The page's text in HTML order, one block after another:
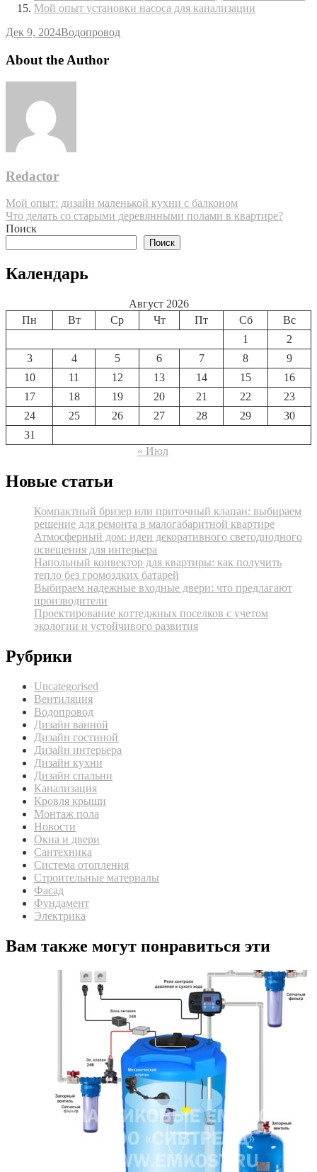
Мой опыт установки насоса для канализации
Дек 9, 2024Водопровод
About the Author
Redactor
Навигация
по
Мой опыт: дизайн маленькой кухни с балконом
Что делать со старыми деревянными полами в квартире?
Поиск
Поиск
Календарь
Август 2026
Пн
Вт Ср Чт Пт Сб
Вс
1
2
3
4 5 6 7 8
9
10
11 12 13 14 15
16
17
18 19 20 21 22
23
24
25 26 27 28 29
30
31
« Июл
Новые статьи
Компактный бризер или приточный клапан: выбираем
решение для ремонта в малогабаритной квартире
Атмосферный дом: идеи декоративного светодиодного
освещения для интерьера
Напольный конвектор для квартиры: как получить
тепло без громоздких батарей
Выбираем надежные входные двери: что предлагают
производители
Проектирование коттеджных поселков с учетом
экологии и устойчивого развития
Рубрики
Uncategorised
Вентиляция
Водопровод
Дизайн ванной
Дизайн гостиной
Дизайн интерьера
Дизайн кухни
Дизайн спальни
Канализация
Кровля крыши
Монтаж пола
Новости
Окна и двери
Сантехника
Система отопления
Строительные материалы
Фасад
Фундамент
Электрика
Вам также могут понравиться эти